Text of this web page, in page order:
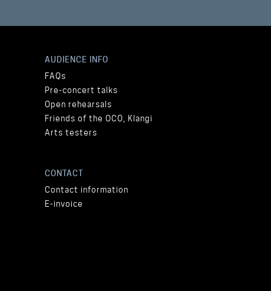
AUDIENCE INFO
FAQs
Pre-concert talks
Open rehearsals
Friends of the OCO, Klangi
Arts testers
CONTACT
Contact information
E-invoice